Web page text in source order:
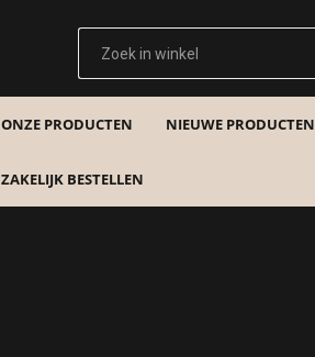
ONZE PRODUCTEN NIEUWE PRODUCTEN
ZAKELIJK BESTELLEN